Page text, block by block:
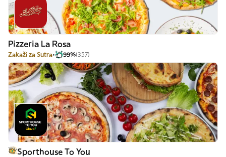
Pizzeria La Rosa
Zakaži za Sutra 99%(357)
Sporthouse To You